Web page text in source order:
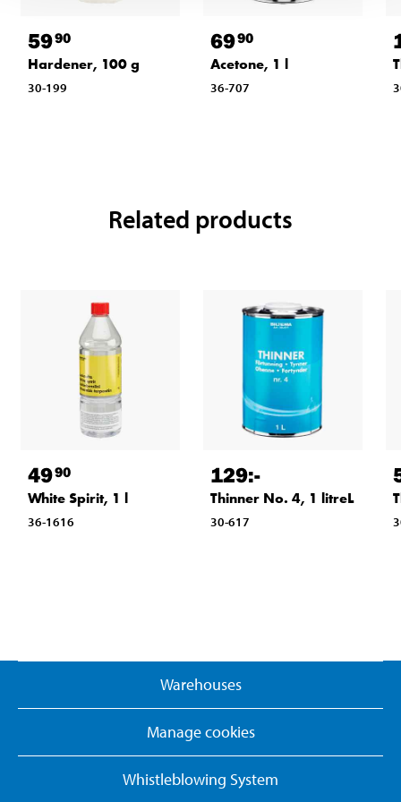
5990
Hardener, 100 g
30-199
6990
Acetone, 1 l
36-707
Related products
4990
White Spirit, 1 l
36-1616
129:-
Thinner No. 4, 1 litreL
30-617
Warehouses
Manage cookies
Whistleblowing System